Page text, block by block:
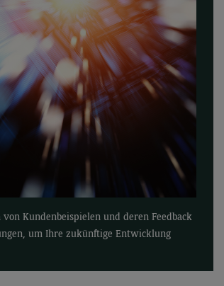
Kundenbeispielen und deren Feedback
um Ihre zukünftige Entwicklung